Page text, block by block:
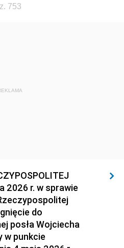
753
2026 r. w sprawie
do
posła Wojciecha
w punkcie